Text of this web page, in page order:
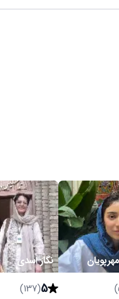
نگار اسدی
5
(137)